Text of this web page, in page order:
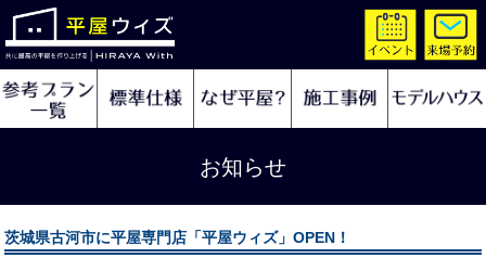
お知らせ
茨城県古河市に平屋専門店「平屋ウィズ」OPEN！